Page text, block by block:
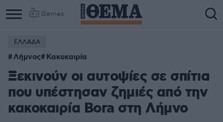
Games
Column
1
Column
2
ΕΛΛΑΔΑ
Λήμνος Κακοκαιρία
Ξεκινούν οι αυτοψίες σε σπίτια
που υπέστησαν ζημιές από την
κακοκαιρία Bora στη Λήμνο